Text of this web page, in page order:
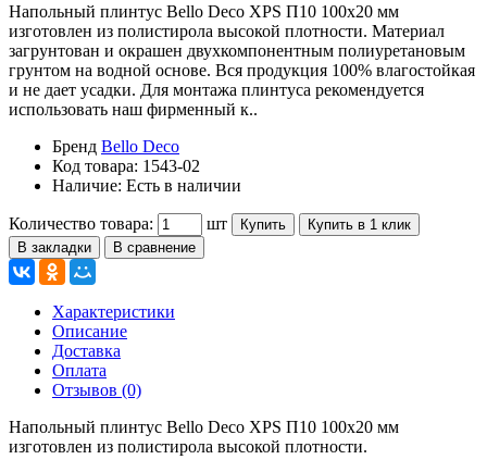
Напольный плинтус Bello Deco XPS П10 100x20 мм
изготовлен из полистирола высокой плотности. Материал
загрунтован и окрашен двухкомпонентным полиуретановым
грунтом на водной основе. Вся продукция 100% влагостойкая
и не дает усадки. Для монтажа плинтуса рекомендуется
использовать наш фирменный к..
Бренд Bello Deco
Код товара: 1543-02
Наличие: Есть в наличии
Количество товара: шт Купить
Купить в 1 клик
В закладки
В сравнение
Характеристики
Описание
Доставка
Оплата
Отзывов (0)
Напольный плинтус Bello Deco XPS П10 100x20 мм
изготовлен из полистирола высокой плотности.